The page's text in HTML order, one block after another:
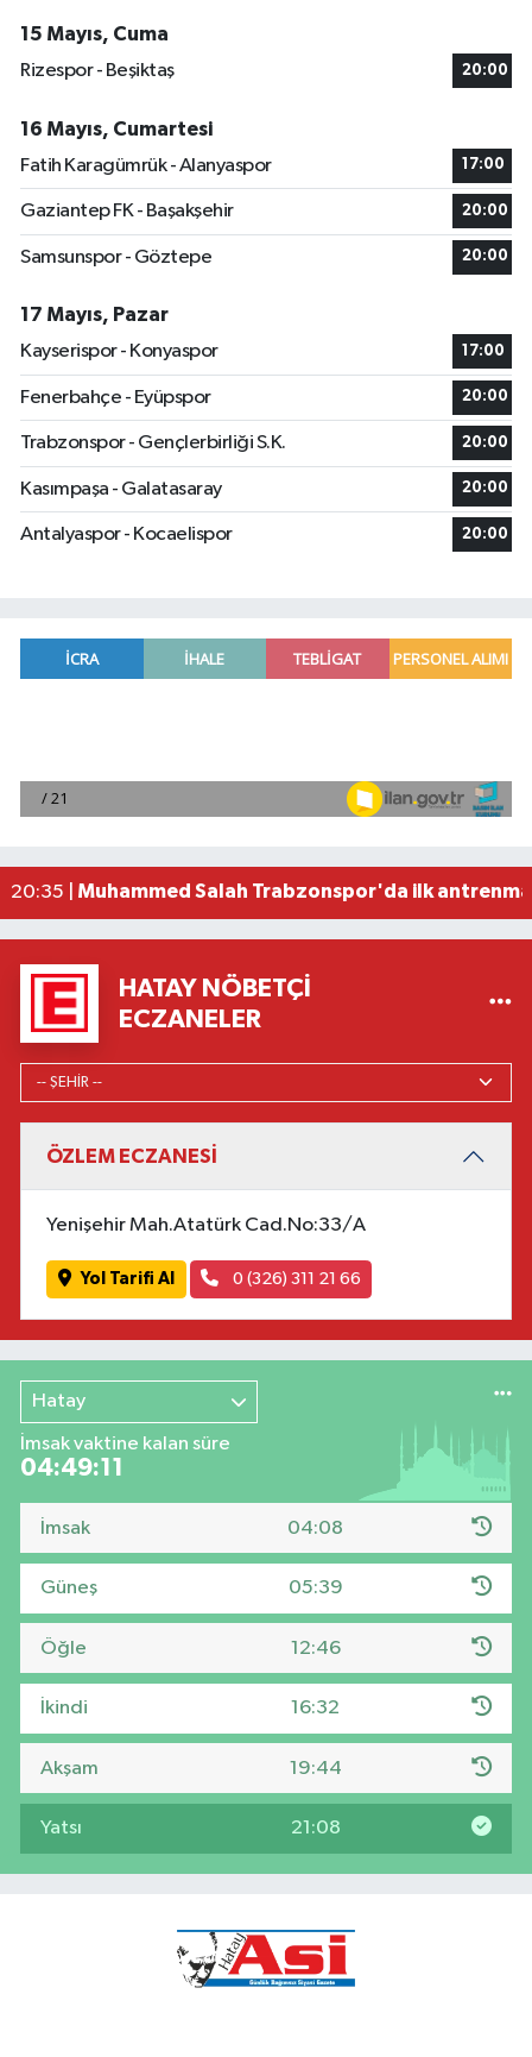
15 Mayıs, Cuma
Rizespor - Beşiktaş
20:00
16 Mayıs, Cumartesi
Fatih Karagümrük - Alanyaspor
17:00
Gaziantep FK - Başakşehir 20:00
Samsunspor - Göztepe 20:00
17 Mayıs, Pazar
Kayserispor - Konyaspor
17:00
Fenerbahçe - Eyüpspor 20:00
Trabzonspor - Gençlerbirliği S.K. 20:00
Kasımpaşa - Galatasaray 20:00
Antalyaspor - Kocaelispor 20:00
22:31 |
Cumhurbaşkanı Erdoğan, yarın Suudi
20:35 | Muhammed Salah Trabzonspor'da ilk
HATAY NÖBETÇI
ECZANELER
ÖZLEM ECZANESİ
Yenişehir Mah.Atatürk Cad.No:33/A
Yol Tarifi Al 0 (326) 311 21 66
Hatay
İmsak vaktine kalan süre
04:49:10
İmsak 04:08
Güneş 05:39
Öğle 12:46
İkindi 16:32
Akşam 19:44
Yatsı 21:08